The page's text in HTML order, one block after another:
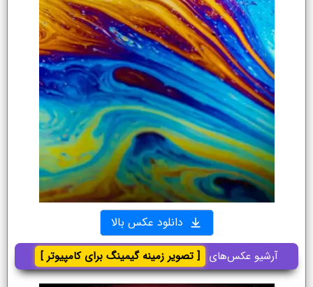
دانلود عکس بالا
آرشیو عکس‌های [ تصویر زمینه گیمینگ برای کامپیوتر ]